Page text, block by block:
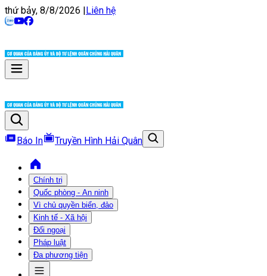
thứ bảy, 8/8/2026 |Liên hệ
Báo In Truyền Hình Hải Quân
Chính trị
Quốc phòng - An ninh
Vì chủ quyền biển, đảo
Kinh tế - Xã hội
Đối ngoại
Pháp luật
Đa phương tiện